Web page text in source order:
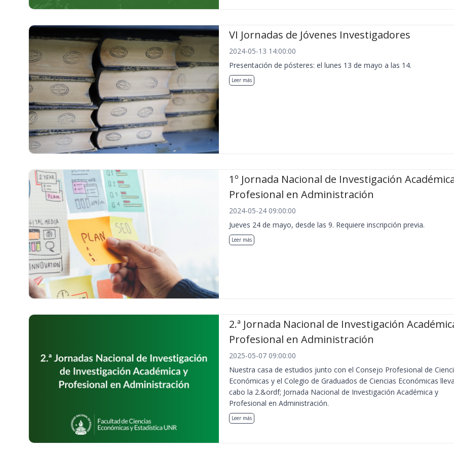
VI Jornadas de Jóvenes Investigadores
2024-05-13 14:00:00
Presentación de pósteres: el lunes 13 de mayo a las 14.
Leer más
1º Jornada Nacional de Investigación
Profesional en Administración
2024-05-24 09:00:00
Jueves 24 de mayo, desde las 9. Requiere inscripción previa.
Leer más
2.ª Jornada Nacional de Investigación
Profesional en Administración
2025-05-07 09:00:00
Nuestra casa de estudios junto con el Consejo Profesional de
Económicas y el Colegio de Graduados de Ciencias Económicas
cabo la 2.&ordf; Jornada Nacional de Investigación Académica y
Profesional en Administración.
Leer más